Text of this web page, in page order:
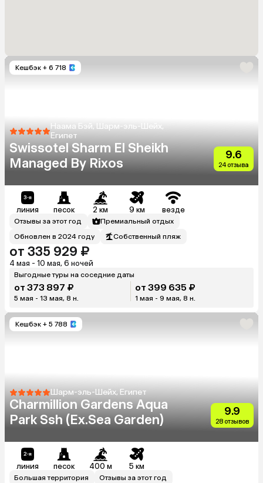
Кешбэк + 6 718
Наама Бэй, Шарм-эль-Шейх,
Египет
Swissotel Sharm El Sheikh
Managed By Rixos
9.6
24 отзыва
линия песок 2 км 9 км везде
Отзывы за этот год
Премиальный отдых
Обновлен в 2024 году
Собственный пляж
от 335 929 ₽
4 мая - 10 мая, 6 ночей
Выгодные туры на соседние даты
от 373 897 ₽
5 мая - 13 мая, 8 н.
от 399 635 ₽
1 мая - 9 мая, 8 н.
Кешбэк + 5 788
Шарм-эль-Шейх, Египет
Charmillion Gardens Aqua
Park Ssh (Ex.Sea Garden)
9.9
28 отзывов
линия песок 400 м 5 км
Большая территория
Отзывы за этот год